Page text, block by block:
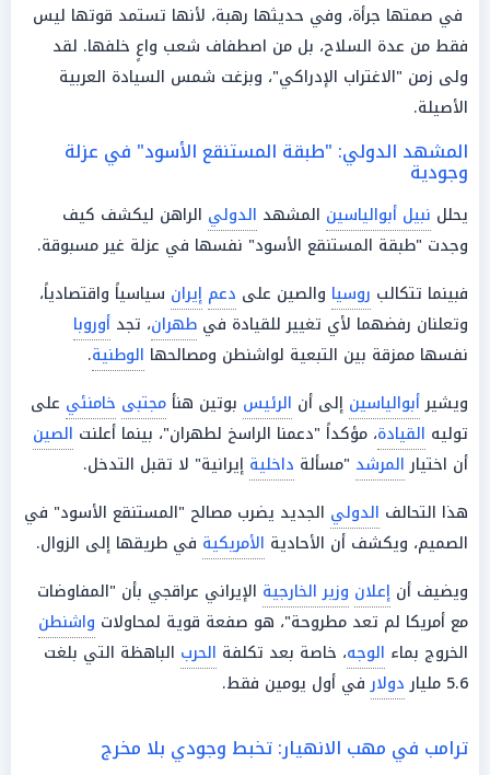
في صمتها جرأة، وفي حديثها رهبة، لأنها تستمد قوتها ليس
فقط من عدة السلاح، بل من اصطفاف شعب واعٍ خلفها. لقد
ولى زمن "الاغتراب الإدراكي"، وبزغت شمس السيادة العربية
الأصيلة.
المشهد الدولي: "طبقة المستنقع الأسود" في عزلة
وجودية
يحلل نبيل أبوالياسين المشهد الدولي الراهن ليكشف كيف
وجدت "طبقة المستنقع الأسود" نفسها في عزلة غير مسبوقة.
فبينما تتكالب روسيا والصين على دعم إيران سياسياً واقتصادياً،
وتعلنان رفضهما لأي تغيير للقيادة في طهران، تجد أوروبا
نفسها ممزقة بين التبعية لواشنطن ومصالحها الوطنية.
ويشيرأبوالياسين إلى أن الرئيس بوتين هنأ مجتبى خامنئي على
توليه القيادة، مؤكداً "دعمنا الراسخ لطهران"، بينما أعلنت الصين
أن اختيارالمرشد "مسألة داخلية إيرانية" لا تقبل التدخل.
هذا التحالف الدولي الجديد يضرب مصالح "المستنقع الأسود" في
الصميم، ويكشف أن الأحادية الأمريكية في طريقها إلى الزوال.
ويضيف أن إعلان وزير الخارجية الإيراني عراقجي بأن "المفاوضات
مع أمريكا لم تعد مطروحة"، هو صفعة قوية لمحاولات واشنطن
الخروج بماء الوجه، خاصة بعد تكلفة الحرب الباهظة التي بلغت
5.6 مليار
دولارفي أول يومين فقط.
ترامب في مهب الانهيار: تخبط وجودي بلا مخرج